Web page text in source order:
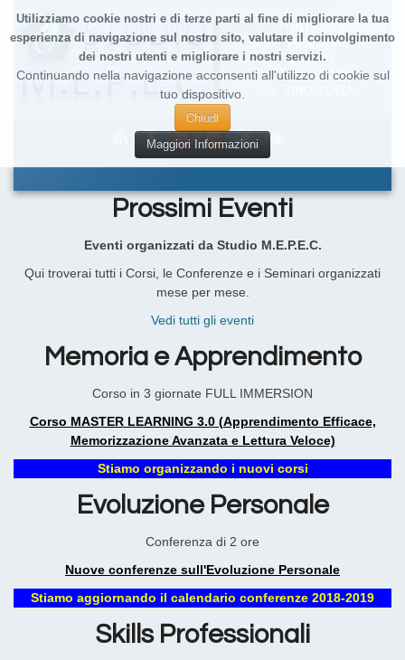
Utilizziamo cookie nostri e di terze parti al fine di migliorare la tua
esperienza di navigazione sul nostro sito, valutare il coinvolgimento
dei nostri utenti e migliorare i nostri servizi.
Continuando nella navigazione acconsenti all'utilizzo di cookie sul
tuo dispositivo.
Chiudi
Maggiori Informazioni
Prossimi Eventi
Eventi organizzati da Studio M.E.P.E.C.
Qui troverai tutti i Corsi, le Conferenze e i Seminari organizzati
mese per mese.
Vedi tutti gli eventi
Memoria e Apprendimento
Corso in 3 giornate FULL IMMERSION
Corso MASTER LEARNING 3.0 (Apprendimento Efficace,
Memorizzazione Avanzata e Lettura Veloce)
Stiamo organizzando i nuovi corsi
Evoluzione Personale
Conferenza di 2 ore
Nuove conferenze sull'Evoluzione Personale
Stiamo aggiornando il calendario conferenze 2018-2019
Skills Professionali